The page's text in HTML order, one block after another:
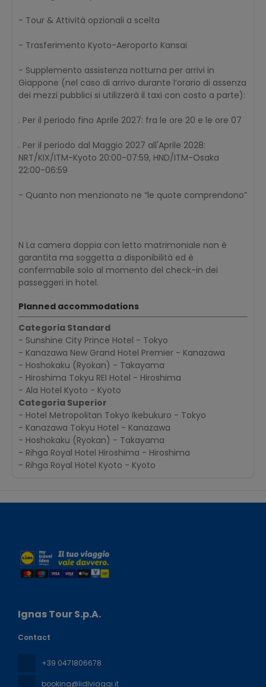
- Tour & Attività opzionali a scelta
- Trasferimento Kyoto-Aeroporto Kansai
- Supplemento assistenza notturna per arrivi in
Giappone (nel caso di arrivo durante l’orario di assenza
dei mezzi pubblici si utilizzerà il taxi con costo a parte):
. Per il periodo fino Aprile 2027: fra le ore 20 e le ore 07
. Per il periodo dal Maggio 2027 all'Aprile 2028:
NRT/KIX/ITM-Kyoto 20:00-07:59, HND/ITM-Osaka
22:00-06:59
- Quanto non menzionato ne “le quote comprendono”
N La camera doppia con letto matrimoniale non è
garantita ma soggetta a disponibilità ed è
confermabile solo al momento del check-in dei
passeggeri in hotel.
Planned accommodations
Categoria Standard
- Sunshine City Prince Hotel - Tokyo
- Kanazawa New Grand Hotel Premier - Kanazawa
- Hoshokaku (Ryokan) - Takayama
- Hiroshima Tokyu REI Hotel - Hiroshima
- Ala Hotel Kyoto - Kyoto
Categoria Superior
- Hotel Metropolitan Tokyo Ikebukuro - Tokyo
- Kanazawa Tokyu Hotel - Kanazawa
- Hoshokaku (Ryokan) - Takayama
- Rihga Royal Hotel Hiroshima - Hiroshima
- Rihga Royal Hotel Kyoto - Kyoto
Ignas Tour S.p.A.
Contact
+39 0471806678
booking@lidlviaggi.it